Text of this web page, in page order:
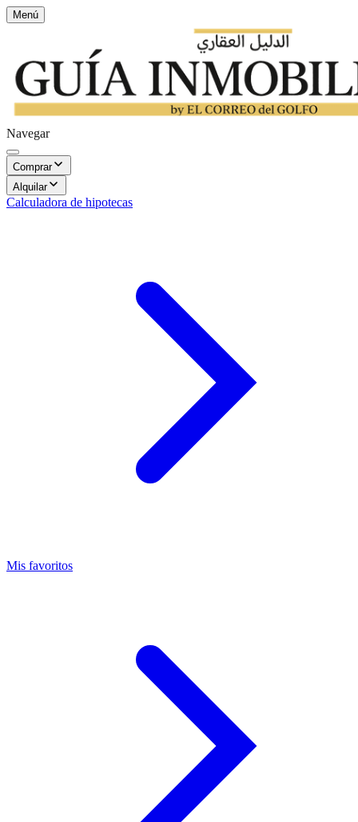
Menú
Navegar
Comprar
Alquilar
Calculadora de hipotecas
Mis favoritos